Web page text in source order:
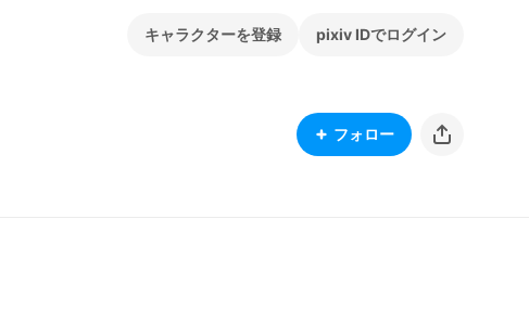
キャラクターを登録 pixiv IDでログイン
フォロー